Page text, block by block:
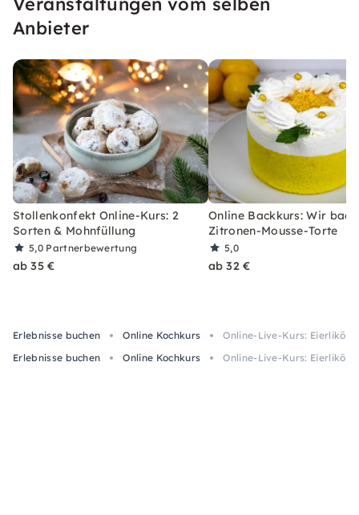
Anbieter
Stollenkonfekt Online-Kurs: 2
Sorten & Mohnfüllung
5,0 Partnerbewertung
ab 35 €
Online Backkurs: Wir
Zitronen-Mousse-Torte
5,0
ab 32 €
Erlebnisse buchen Online Kochkurs
Online-Live-Kurs:
Erlebnisse buchen
Online Kochkurs Online-Live-Kurs: